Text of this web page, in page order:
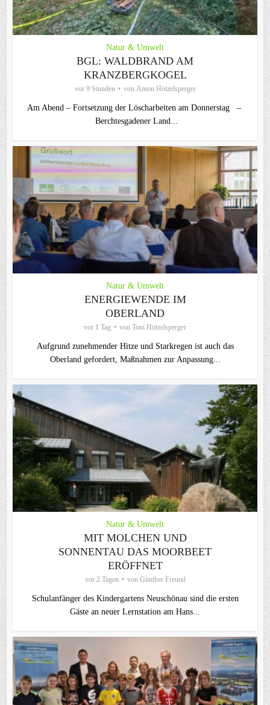
Natur & Umwelt
BGL: WALDBRAND AM
KRANZBERGKOGEL
vor 9 Stunden von Anton Hötzelsperger
Am Abend – Fortsetzung der Löscharbeiten am Donnerstag –
Berchtesgadener Land...
Natur & Umwelt
ENERGIEWENDE IM
OBERLAND
vor 1 Tag von Toni Hötzelsperger
Aufgrund zunehmender Hitze und Starkregen ist auch das
Oberland gefordert, Maßnahmen zur Anpassung...
Natur & Umwelt
MIT MOLCHEN UND
SONNENTAU DAS MOORBEET
ERÖFFNET
vor 2 Tagen von Günther Freund
Schulanfänger des Kindergartens Neuschönau sind die ersten
Gäste an neuer Lernstation am Hans...